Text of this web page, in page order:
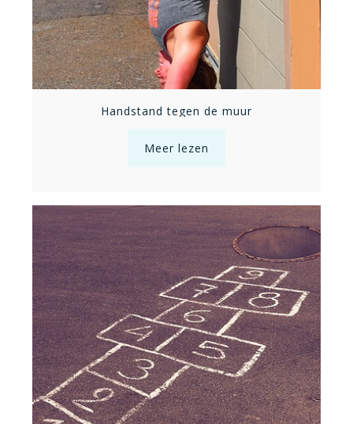
Handstand tegen de muur
Meer lezen